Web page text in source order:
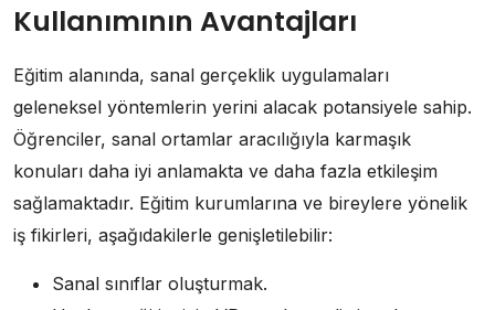
Kullanımının Avantajları
Eğitim alanında, sanal gerçeklik uygulamaları
geleneksel yöntemlerin yerini alacak potansiyele sahip.
Öğrenciler, sanal ortamlar aracılığıyla karmaşık
konuları daha iyi anlamakta ve daha fazla etkileşim
sağlamaktadır. Eğitim kurumlarına ve bireylere yönelik
iş fikirleri, aşağıdakilerle genişletilebilir:
Sanal sınıflar oluşturmak.